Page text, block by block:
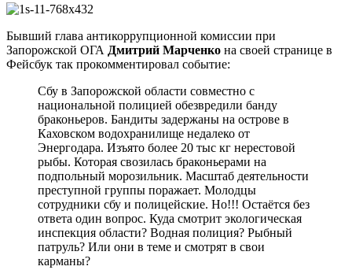
Бывший глава антикоррупционной комиссии при
Запорожской ОГА Дмитрий Марченко на своей странице в
Фейсбук так прокомментировал событие:
Сбу в Запорожской области совместно с
национальной полицией обезвредили банду
браконьеров. Бандиты задержаны на острове в
Каховском водохранилище недалеко от
Энергодара. Изъято более 20 тыс кг нерестовой
рыбы. Которая свозилась браконьерами на
подпольный морозильник. Масштаб деятельности
преступной группы поражает. Молодцы
сотрудники сбу и полицейские. Но!!! Остаётся без
ответа один вопрос. Куда смотрит экологическая
инспекция области? Водная полиция? Рыбный
патруль? Или они в теме и смотрят в свои
карманы?